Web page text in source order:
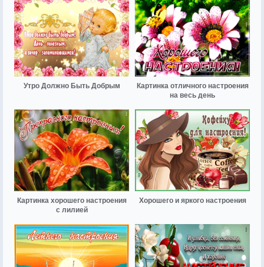
Утро Должно Быть Добрым
Картинка отличного настроения
на весь день
Картинка хорошего настроения
с лилией
Хорошего и яркого настроения